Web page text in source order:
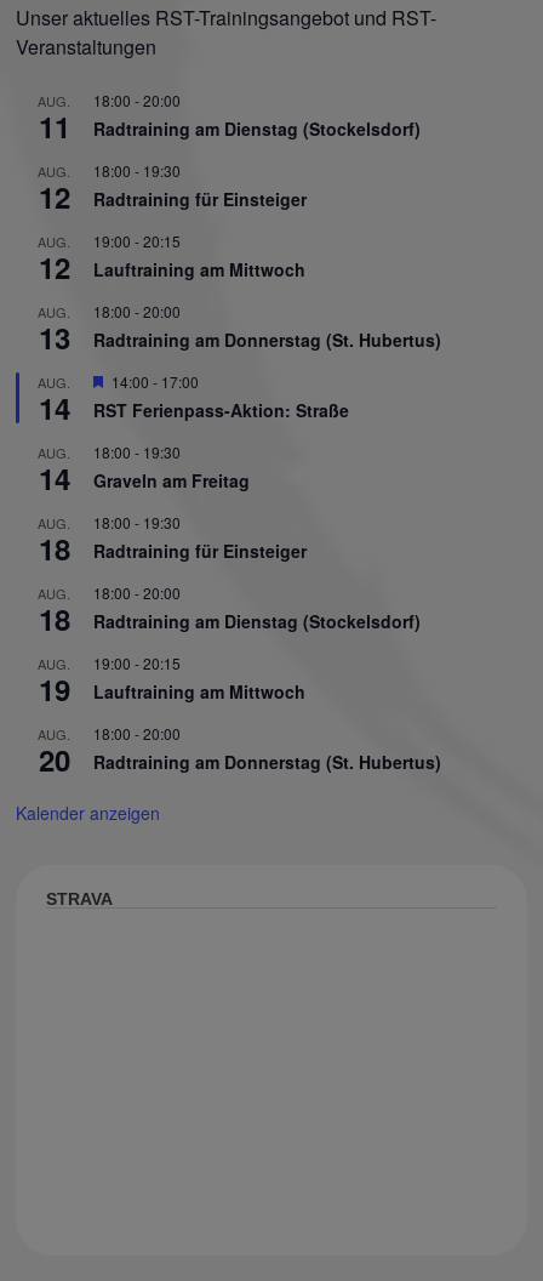
Unser aktuelles RST-Trainingsangebot und RST-
Veranstaltungen
AUG.
11
18:00 -20:00
Radtraining am Dienstag (Stockelsdorf)
AUG.
12
18:00 - 19:30
Radtraining für Einsteiger
AUG.
12
19:00 -20:15
Lauftraining am Mittwoch
AUG.
13
18:00 -20:00
Radtraining am Donnerstag (St. Hubertus)
AUG.
14
Hervorgehoben
14:00 - 17:00
RST Ferienpass-Aktion: Straße
AUG.
14
18:00 - 19:30
Graveln am Freitag
AUG.
18
18:00 - 19:30
Radtraining für Einsteiger
AUG.
18
18:00 -20:00
Radtraining am Dienstag (Stockelsdorf)
AUG.
19
19:00 -20:15
Lauftraining am Mittwoch
AUG.
20
18:00 -20:00
Radtraining am Donnerstag (St. Hubertus)
Kalender anzeigen
STRAVA